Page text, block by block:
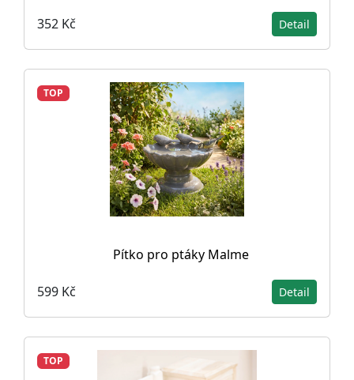
352 Kč Detail
TOP
Pítko pro ptáky Malme
599 Kč Detail
TOP